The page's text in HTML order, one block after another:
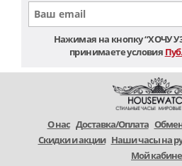
Нажимая на кнопку “ХОЧУ
принимаете условия
O нас Доставка/Оплата
Скидки и акции Наши часы на
Мой